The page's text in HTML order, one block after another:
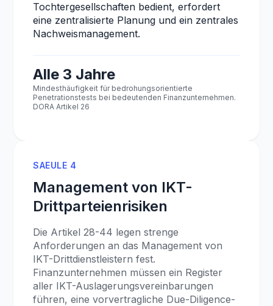
Tochtergesellschaften bedient, erfordert
eine zentralisierte Planung und ein zentrales
Nachweismanagement.
Alle 3 Jahre
Mindesthäufigkeit für bedrohungsorientierte
Penetrationstests bei bedeutenden Finanzunternehmen.
DORA Artikel 26
SAEULE 4
Management von IKT-
Drittparteienrisiken
Die Artikel 28-44 legen strenge
Anforderungen an das Management von
IKT-Drittdienstleistern fest.
Finanzunternehmen müssen ein Register
aller IKT-Auslagerungsvereinbarungen
führen, eine vorvertragliche Due-Diligence-